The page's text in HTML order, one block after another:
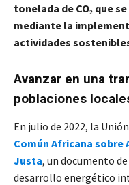
tonelada de CO₂ que
mediante la
actividades
Avanzar en una
poblaciones
En julio de 2022, la
Común Africana sobre
Justa, un documento
desarrollo energético